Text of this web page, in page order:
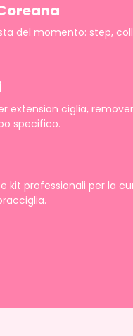
del momento: step,
extension ciglia,
specifico.
kit professionali per la